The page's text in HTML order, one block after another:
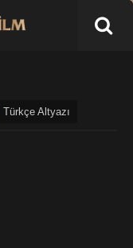
Türkçe Altyazı